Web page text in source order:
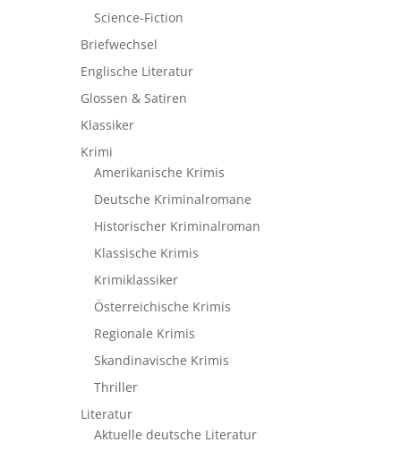
Science-Fiction
Briefwechsel
Englische Literatur
Glossen & Satiren
Klassiker
Krimi
Amerikanische Krimis
Deutsche Kriminalromane
Historischer Kriminalroman
Klassische Krimis
Krimiklassiker
Österreichische Krimis
Regionale Krimis
Skandinavische Krimis
Thriller
Literatur
Aktuelle deutsche Literatur